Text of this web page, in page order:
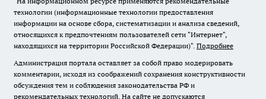
технологии (информационные технологии предоставления
информации на основе сбора, систематизации и анализа сведений,
относящихся к предпочтениям пользователей сети "Интернет",
находящихся на территории Российской Федерации)". Подробнее
Администрация портала оставляет за собой право модерировать
комментарии, исходя из соображений сохранения конструктивности
обсуждения тем и соблюдения законодательства РФ и
рекомендательных технологий. На сайте не допускаются